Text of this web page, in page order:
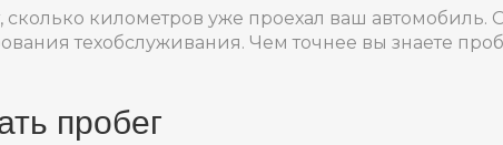
сколько километров уже проехал ваш
техобслуживания. Чем точнее вы знаете
пробег